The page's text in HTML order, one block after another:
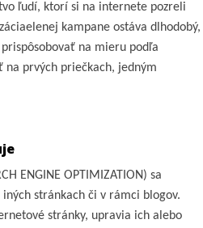
ľudí, ktorí si na internete pozreli
kampane ostáva dlhodobý,
na mieru podľa
na prvých priečkach, jedným
ENGINE OPTIMIZATION) sa
stránkach či v rámci blogov.
stránky, upravia ich alebo